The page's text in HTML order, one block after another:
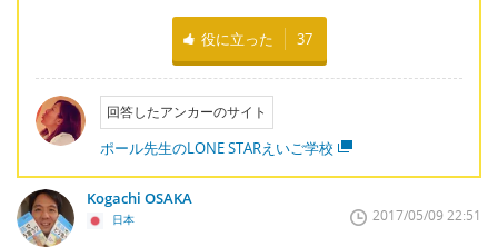
役に立った 37
回答したアンカーのサイト
ポール先生のLONE STARえいご学校
Kogachi OSAKA
日本 2017/05/09 22:51